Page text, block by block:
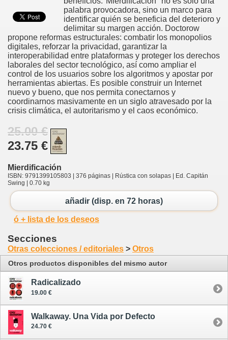
palabra provocadora, sino un marco para
identificar quién se beneficia del deterioro y
delimitar su margen acción. Doctorow
propone reformas estructurales: combatir los monopolios
digitales, reforzar la privacidad, garantizar la
interoperabilidad entre plataformas y proteger los derechos
laborales del sector tecnológico, así como ampliar el
control de los usuarios sobre los algoritmos y apostar por
herramientas abiertas. Es posible construir un Internet
nuevo y bueno, que nos permita conectarnos y
coordinarnos masivamente en un siglo atravesado por la
crisis climática, el autoritarismo y el caos económico.
25.00 €
23.75 €
Mierdificación
ISBN: 9791399105803 | 376 páginas | Rústica con solapas | Ed. Capitán
Swing | 0.70 kg
añadir (disp. en 72 horas)
ó + lista de los deseos
Secciones
Otras colecciones / editoriales > Otros
Otros productos disponibles del mismo autor
Radicalizado
19.00 €
Walkaway. Una Vida por Defecto
24.70 €